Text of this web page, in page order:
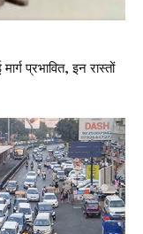
प्रभावित, इन रास्तों